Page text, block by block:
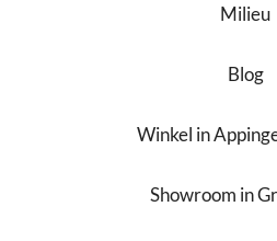
Milieu
Blog
Winkel in
Showroom in